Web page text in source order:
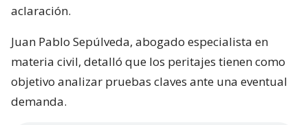
aclaración.
Juan Pablo Sepúlveda, abogado especialista en
materia civil, detalló que los peritajes tienen como
objetivo analizar pruebas claves ante una eventual
demanda.